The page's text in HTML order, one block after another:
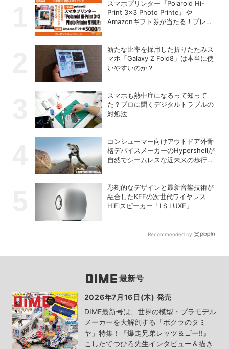
スマホプリンター『Polaroid Hi-
Print 3×3 Photo Printe』や
Amazonギフト券が当たる！プレゼ
新たな比率を採用した折りたたみス
マホ「Galaxy Z Fold8」は本当に使
いやすいのか？
スマホも熱中症になるって知って
た？プロに聞くデジタルトラブルの
対処法
コンシューマー向けアウトドア外骨
格デバイスメーカーのHypershellが
自然でシームレスな近未来の歩行体
彫刻的なデザインと最新音響技術が
融合したKEFの次世代ワイヤレス
HiFiスピーカー「LS LUXE」
Recommended by
最新号
2026年7月16日(木) 発売
DIME最新号は、世界の模型・プラモデル
メーカーを大解剖する「ボクラのタミ
ヤ」特集！『爆走兄弟レッツ＆ゴー!!』
こしたてつひろ先生インタビュー＆描き